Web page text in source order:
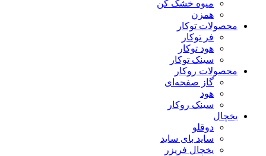
میوه خشک کن
همزن
محصولات توکار
فر توکار
هود توکار
سینک توکار
محصولات روکار
گاز صفحه‌ای
هود
سینک روکار
یخچال
دوقلو
ساید بای ساید
یخچال فریزر